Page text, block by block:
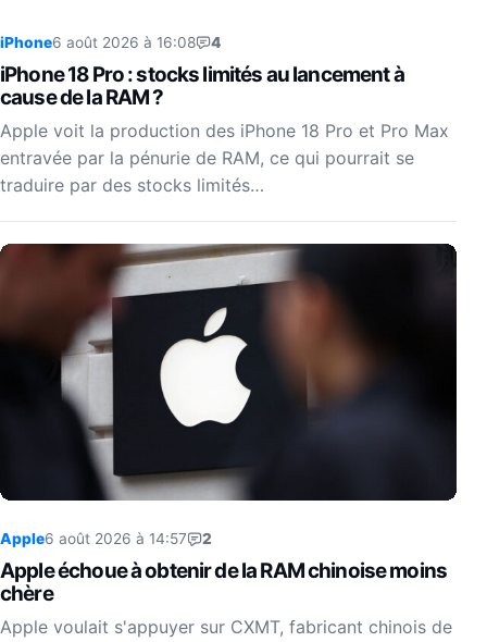
iPhone6 août 2026 à 16:08 4
iPhone 18 Pro : stocks limités au lancement à
cause de la RAM ?
Apple voit la production des iPhone 18 Pro et Pro Max
entravée par la pénurie de RAM, ce qui pourrait se
traduire par des stocks limités…
Apple6 août 2026 à 14:57 2
Apple échoue à obtenir de la RAM chinoise moins
chère
Apple voulait s'appuyer sur CXMT, fabricant chinois de